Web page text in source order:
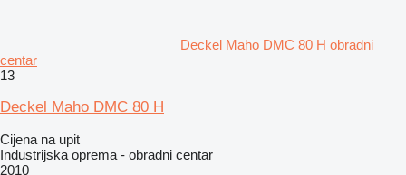
Deckel Maho DMC 80 H obradni
centar
13
Deckel Maho DMC 80 H
Cijena na upit
Industrijska oprema - obradni centar
2010